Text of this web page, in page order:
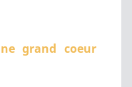
grand coeur